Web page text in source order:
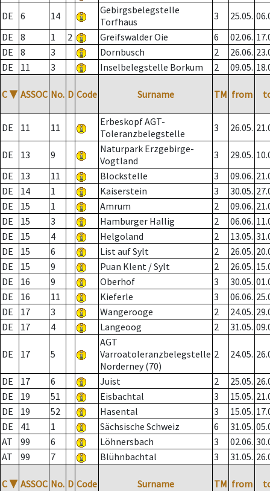
DE
6 14
Gebirgsbelegstelle
Torfhaus
3 25.05.
DE
8 1 2 Greifswalder Oie 6 02.06.
DE
8 3 Dornbusch 2 26.06.
DE
11 3 Inselbelegstelle Borkum 2 09.05.
C ▼ ASSOC No. D Code Surname TM from
DE 11 11
Erbeskopf AGT-
Toleranzbelegstelle
3 26.05.
DE 13 9
Naturpark Erzgebirge-
Vogtland
3 29.05.
DE
13 11 Blockstelle 3 09.06.
DE
14 1 Kaiserstein 3 30.05.
DE
15 1 Amrum 2 09.06.
DE
15 3 Hamburger Hallig 2 06.06.
DE
15 4 Helgoland 2 13.05.
DE
15 6 List auf Sylt 2 26.05.
DE
15 9 Puan Klent / Sylt 2 26.05.
DE
16 9 Oberhof 3 30.05.
DE
16 11 Kieferle 3 06.06.
DE
17 3 Wangerooge 2 24.05.
DE
17 4 Langeoog 2 31.05.
DE 17 5
AGT
Varroatoleranzbelegstelle
Norderney (70)
2 24.05.
DE 17 6 Juist 2 25.05.
DE
19 51 Eisbachtal 3 15.05.
DE
19 52 Hasental 3 15.05.
DE
41 1 Sächsische Schweiz 6 31.05.
AT
99 6 Löhnersbach 3 02.06.
AT
99 7 Blühnbachtal 3 31.05.
C ▼ ASSOC No. D Code Surname TM from